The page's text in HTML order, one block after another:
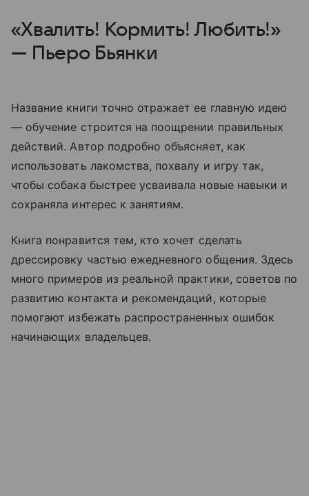
«Хвалить! Кормить! Любить!»
— Пьеро Бьянки
Название книги точно отражает ее главную идею
— обучение строится на поощрении правильных
действий. Автор подробно объясняет, как
использовать лакомства, похвалу и игру так,
чтобы собака быстрее усваивала новые навыки и
сохраняла интерес к занятиям.
Книга понравится тем, кто хочет сделать
дрессировку частью ежедневного общения. Здесь
много примеров из реальной практики, советов по
развитию контакта и рекомендаций, которые
помогают избежать распространенных ошибок
начинающих владельцев.